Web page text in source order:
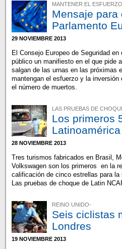
MANTENER EL
Mensaje para
Parlamento
29 NOVIEMBRE 2013
El Consejo Europeo de Seguridad
público un manifiesto en el que pide
salgan de las urnas en las próximas
mantengan el esfuerzo y la inversión
el número de muertos.
LAS PRUEBAS DE
Los primeros
Latinoamérica
28 NOVIEMBRE 2013
Tres turismos fabricados en Brasil,
Volkswagen son los primeros en la
calificación de cinco estrellas para la
Las pruebas de choque de Latin
REINO UNIDO-
Seis ciclistas
Londres
19 NOVIEMBRE 2013